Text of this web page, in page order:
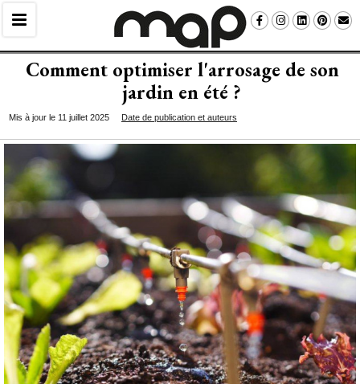
Comment optimiser l'arrosage de son
jardin en été ?
Mis à jour le 11 juillet 2025 Date de publication et auteurs